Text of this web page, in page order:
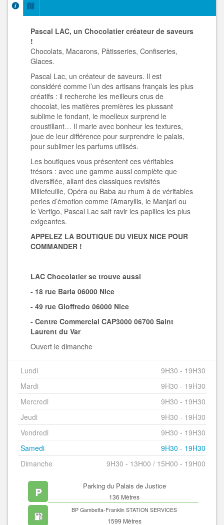
Pascal LAC, un Chocolatier créateur de saveurs
!
Chocolats, Macarons, Pâtisseries, Confiseries,
Glaces.
Pascal Lac, un créateur de saveurs. Il est
considéré comme l’un des artisans français les plus
créatifs : il recherche les meilleurs crus de
chocolat, les matières premières les plussant
sublime le fondant, le moelleux surprend le
croustillant… Il marie avec bonheur les textures,
joue de leur différence pour surprendre le palais,
pour sublimer les parfums utilisés.
Les boutiques vous présentent ces véritables
trésors : avec une gamme aussi complète que
diversifiée, allant des classiques revisités
Millefeuille, Opéra ou Baba au rhum à de véritables
perles d’émotion comme l’Amaryllis, le Manjari ou
le Vertigo, Pascal Lac sait ravir les papilles les plus
exigeantes.
APPELEZ LA BOUTIQUE DU VIEUX NICE POUR
COMMANDER !
LAC Chocolatier se trouve aussi
- 18 rue Barla 06000 Nice
- 49 rue Gioffredo 06000 Nice
- Centre Commercial CAP3000 06700 Saint
Laurent du Var
Ouvert le dimanche
Lundi
9H30 - 19H30
Mardi
9H30 - 19H30
Mercredi
9H30 - 19H30
Jeudi
9H30 - 19H30
Vendredi
9H30 - 19H30
Samedi
9H30 - 19H30
Dimanche
9H30 - 13H00 / 15H00 - 19H00
Parking du Palais de Justice
136 Mètres
BP Gambetta-Franklin STATION SERVICES
1599 Mètres